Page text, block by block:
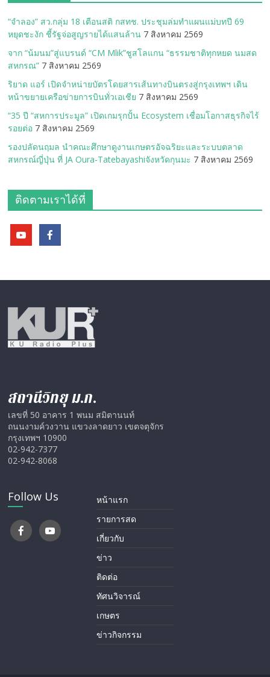
“จำลอง” สว.กลุ่ม 18 เตือนสติ กสทช. ประชุมล่มทำแผนแม่บทปี 69
หยุดชะงัก ชี้รัฐจ่อสูญรายได้แสนล้าน 7 สิงหาคม 2569
จาก “น้มนม”สู่แบรนด์ “CM Mlik”ชูสโลแกน “ธรรมชาติทุกหยด นมสด
สหกรณ” 7 สิงหาคม 2569
ริยาด แอร์ เปิดจำหน่ายบัตรโดยสารเส้นทางบินตรงสู่กรุงเทพฯ เดิน
หน้าขยายเครือข่ายการบินทั่วเอเชีย 7 สิงหาคม 2569
“35 ปี “สหการประมูล” เปิดเกมรุกปั้น Ecosystem เชื่อมโอกาสธุรกิจไร้
รอยต่อ 7 สิงหาคม 2569
รองปลัดนฤมล นำคณะศึกษาดูงานเกษตรอัจฉริยะและระบบตลาด
สหกรณ์ญี่ปุ่น ที่ JA Oura-Tatebayashiจังหวัดกุนมะ 7 สิงหาคม 2569
ติดตามเราได้ที่
สถานีวิทยุ ม.ก.
เลขที่ 50 อาคาร 1 พนม สมิตานนท์
ถนนงามค์วงวาน แขวงลาดยาว เขตจตุจักร
กรุงเทพฯ 10900
02-942-7377
02-942-8068
Follow Us
หน้าแรก
รายการสด
เกี่ยวกับ
ข่าว
ติดต่อ
ทัศนวิจารณ์
เกษตร
ข่าวกิจกรรม